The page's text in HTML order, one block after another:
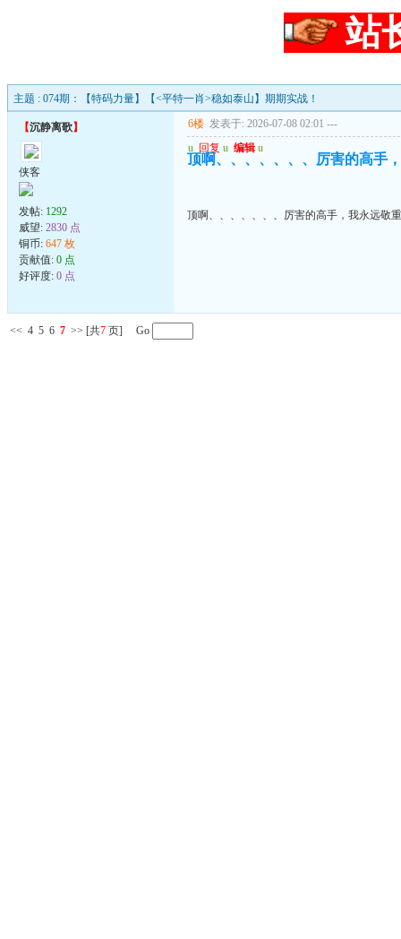
站
主题 : 074期：【特码力量】【<平特一肖>稳如泰山】期期实战！
【沉静离歌】
侠客
发帖: 1292
威望: 2830 点
铜币: 647 枚
贡献值: 0 点
好评度: 0 点
6楼 发表于: 2026-07-08 02:01 ---
u 回复 u 编辑 u
顶啊、、、、、、、厉害的高手
顶啊、、、、、、、厉害的高手，我永远敬
<< 4 5 6 7 >> [共7 页] Go